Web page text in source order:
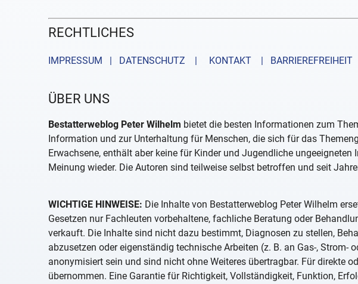
RECHTLICHES
IMPRESSUM | DATENSCHUTZ | KONTAKT | BARRIEREFREIHEIT
ÜBER UNS
Bestatterweblog Peter Wilhelm bietet die besten Informationen zum
Information und zur Unterhaltung für Menschen, die sich für das
Erwachsene, enthält aber keine für Kinder und Jugendliche
Meinung wieder. Die Autoren sind teilweise selbst betroffen und seit
WICHTIGE HINWEISE: Die Inhalte von Bestatterweblog Peter Wilhelm
Gesetzen nur Fachleuten vorbehaltene, fachliche Beratung oder
verkauft. Die Inhalte sind nicht dazu bestimmt, Diagnosen zu stellen,
abzusetzen oder eigenständig technische Arbeiten (z. B. an Gas-,
anonymisiert sein und sind nicht ohne Weiteres übertragbar. Für direkte
übernommen. Eine Garantie für Richtigkeit, Vollständigkeit, Funktion,